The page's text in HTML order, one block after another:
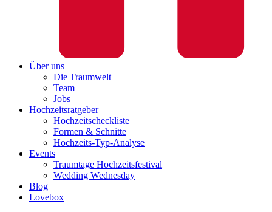
Über uns
Die Traumwelt
Team
Jobs
Hochzeitsratgeber
Hochzeitscheckliste
Formen & Schnitte
Hochzeits-Typ-Analyse
Events
Traumtage Hochzeitsfestival
Wedding Wednesday
Blog
Lovebox